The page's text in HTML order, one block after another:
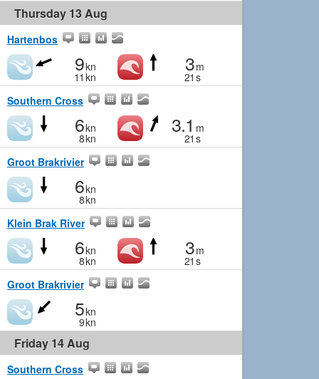
Thursday 13 Aug
Hartenbos
9kn
11 kn
3m
21 s
Southern Cross
6kn
8kn
3.1 m
21 s
Groot Brakrivier
6kn
8kn
Klein Brak River
6kn
8kn
3m
21 s
Groot Brakrivier
5kn
9kn
Friday 14 Aug
Southern Cross